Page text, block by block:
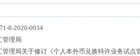
8-2020-0034
管理局
管理局关于修订《个人本外币兑换特许业务试点